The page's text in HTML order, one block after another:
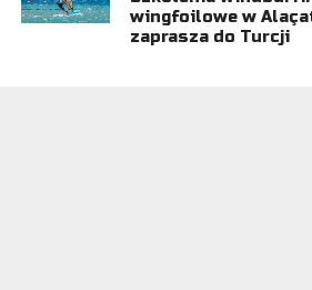
wingfoilowe w
zaprasza do Turcji